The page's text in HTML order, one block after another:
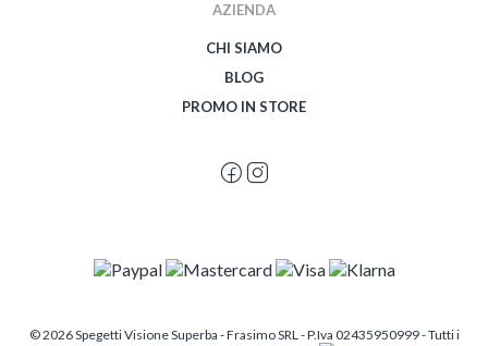
AZIENDA
CHI SIAMO
BLOG
PROMO IN STORE
© 2026 Spegetti Visione Superba - Frasimo SRL - P.Iva 02435950999 - Tutti i